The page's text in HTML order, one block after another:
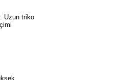
Uzun triko